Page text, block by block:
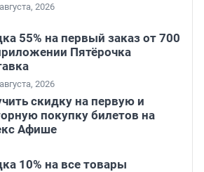
2026
55% на первый заказ от 700
Пятёрочка
2026
скидку на первую и
покупку билетов на
Афише
10% на все товары